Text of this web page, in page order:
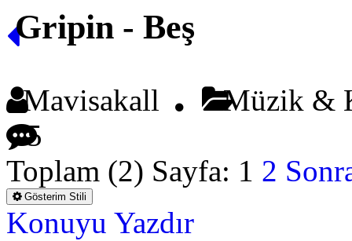
Gripin - Beş
Mavisakall
Müzik &
5
Toplam (2) Sayfa: 1 2
Gösterim Stili
Konuyu Yazdır